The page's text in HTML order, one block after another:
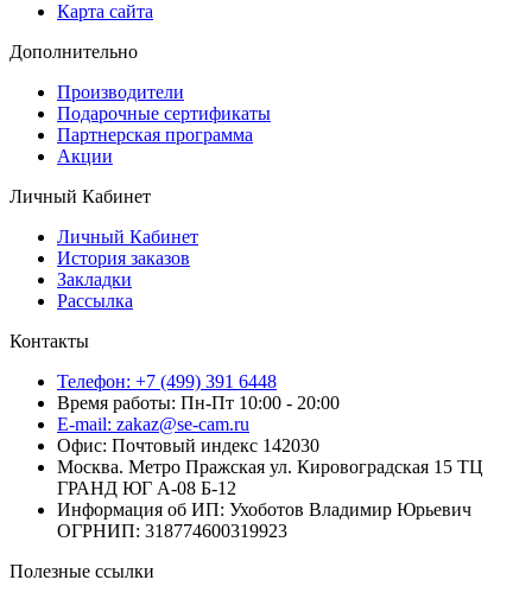
Карта сайта
Дополнительно
Производители
Подарочные сертификаты
Партнерская программа
Акции
Личный Кабинет
Личный Кабинет
История заказов
Закладки
Рассылка
Контакты
Телефон: +7 (499) 391 6448
Время работы: Пн-Пт 10:00 - 20:00
E-mail: zakaz@se-cam.ru
Офис: Почтовый индекс 142030
Москва. Метро Пражская ул. Кировоградская 15 ТЦ
ГРАНД ЮГ А-08 Б-12
Информация об ИП: Ухоботов Владимир Юрьевич
ОГРНИП: 318774600319923
Полезные ссылки